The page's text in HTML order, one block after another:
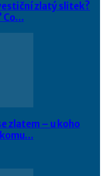
zlatý slitek?
Co…
zlatem – u koho